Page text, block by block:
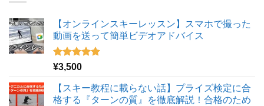
【オンラインスキーレッスン】スマホで撮った
動画を送って簡単ビデオアドバイス
5段階中
¥3,500
【スキー教程に載らない話】プライズ検定に合
格する『ターンの質』を徹底解説！合格のため